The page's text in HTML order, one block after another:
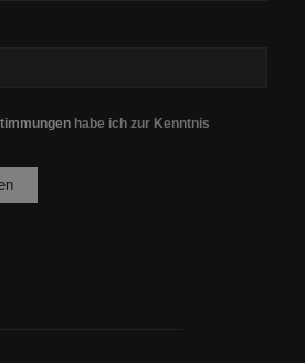
habe ich zur Kenntnis